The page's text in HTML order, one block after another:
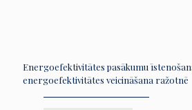
Energoefektivitātes pasākumu
energoefektivitātes veicināšana ražotnē